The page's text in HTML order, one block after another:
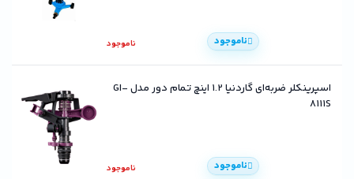
ناموجود ناموجود
اسپرینکلر ضربه‌ای گاردنیا 1.2 اینچ تمام دور مدل GI-
8111S
ناموجود ناموجود